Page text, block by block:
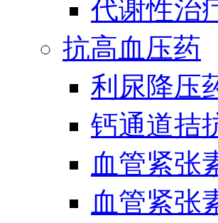
代谢性治
抗高血压药
利尿降压
钙通道拮
血管紧张
血管紧张